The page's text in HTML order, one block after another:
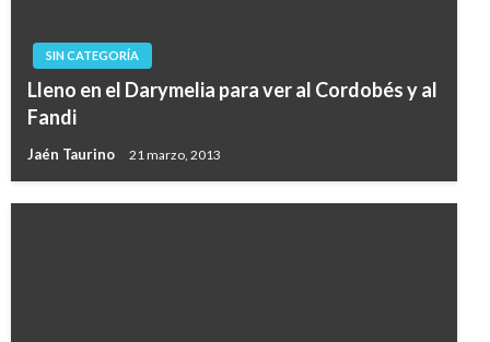
SIN CATEGORÍA
Lleno en el Darymelia para ver al Cordobés y al
Fandi
Jaén Taurino 21 marzo, 2013